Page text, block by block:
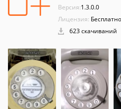
Версия:1.3.0.0
Лицензия:
623 скачиваний